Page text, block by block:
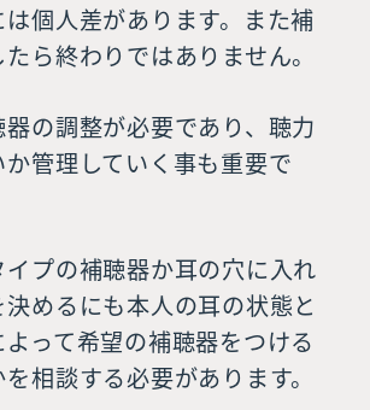
個人差があります。また補
ら終わりではありません。
の調整が必要であり、聴力
管理していく事も重要で
プの補聴器か耳の穴に入れ
めるにも本人の耳の状態と
って希望の補聴器をつける
相談する必要があります。